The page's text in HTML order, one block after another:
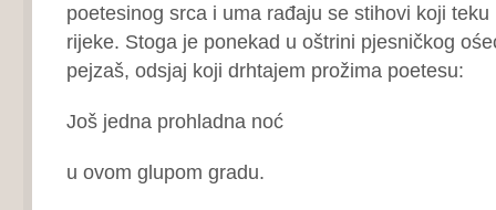
poetesinog srca i uma rađaju se stihovi koji
rijeke. Stoga je ponekad u oštrini pjesničkog
pejzaš, odsjaj koji drhtajem prožima poetesu:
Još jedna prohladna noć
u ovom glupom gradu.